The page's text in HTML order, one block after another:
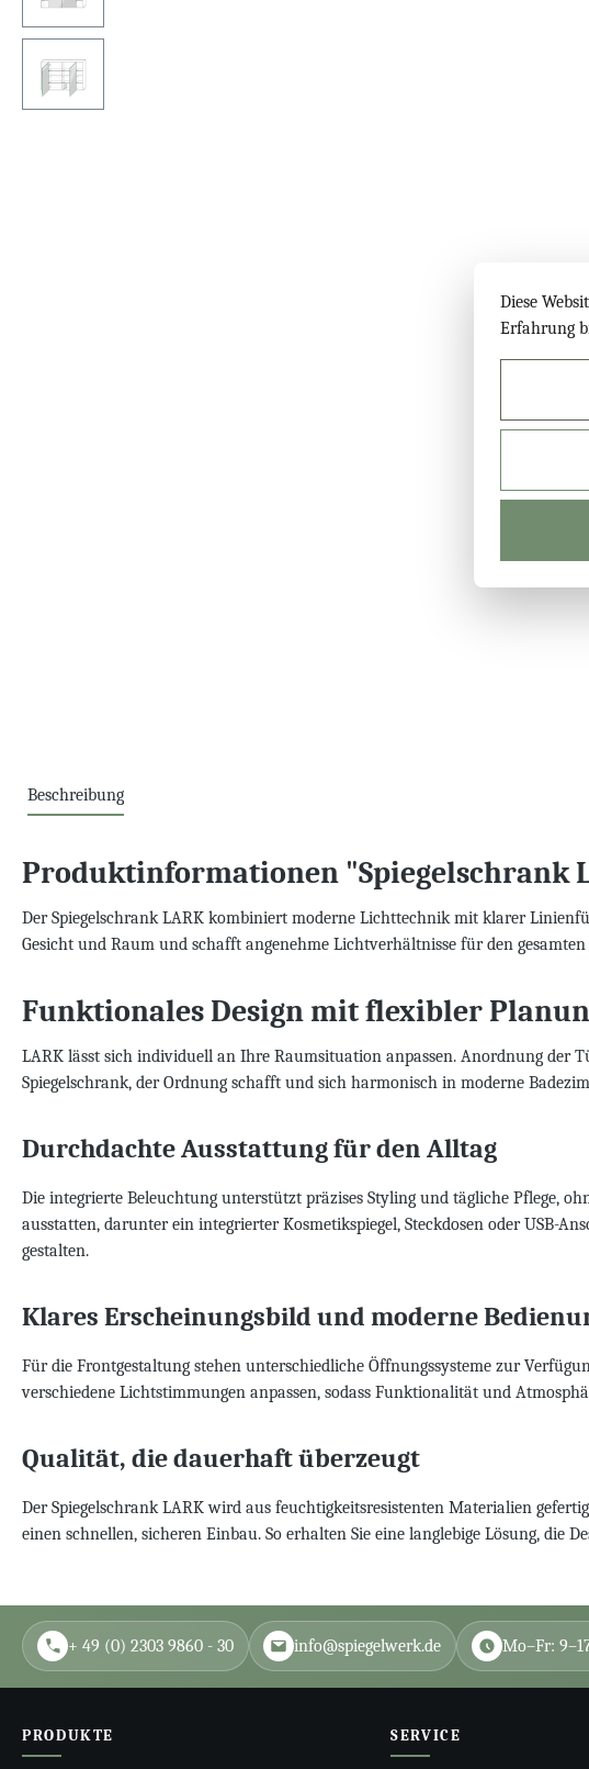
Beschreibung
Produktinformationen "Spiegelschrank
Der Spiegelschrank LARK kombiniert moderne Lichttechnik mit klarer
Gesicht und Raum und schafft angenehme Lichtverhältnisse für den gesamten
Funktionales Design mit flexibler
LARK lässt sich individuell an Ihre Raumsituation anpassen. Anordnung der
Spiegelschrank, der Ordnung schafft und sich harmonisch in moderne
Durchdachte Ausstattung für den Alltag
Die integrierte Beleuchtung unterstützt präzises Styling und tägliche Pflege,
ausstatten, darunter ein integrierter Kosmetikspiegel, Steckdosen oder USB-
gestalten.
Klares Erscheinungsbild und moderne
Für die Frontgestaltung stehen unterschiedliche Öffnungssysteme zur
verschiedene Lichtstimmungen anpassen, sodass Funktionalität und
Qualität, die dauerhaft überzeugt
Der Spiegelschrank LARK wird aus feuchtigkeitsresistenten Materialien
einen schnellen, sicheren Einbau. So erhalten Sie eine langlebige Lösung, die
+ 49 (0) 2303 9860 - 30 info@spiegelwerk.de Mo–Fr:
PRODUKTE SERVICE
Diese
Erfahrung